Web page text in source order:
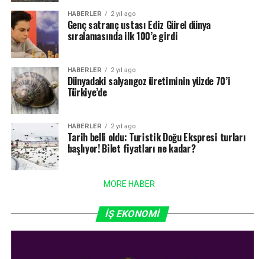
HABERLER 2 yıl ago
Genç satranç ustası Ediz Gürel dünya
sıralamasında ilk 100’e girdi
HABERLER 2 yıl ago
Dünyadaki salyangoz üretiminin yüzde 70’i
Türkiye’de
HABERLER 2 yıl ago
Tarih belli oldu: Turistik Doğu Ekspresi turları
başlıyor! Bilet fiyatları ne kadar?
MORE HABER
İŞ EKONOMİ